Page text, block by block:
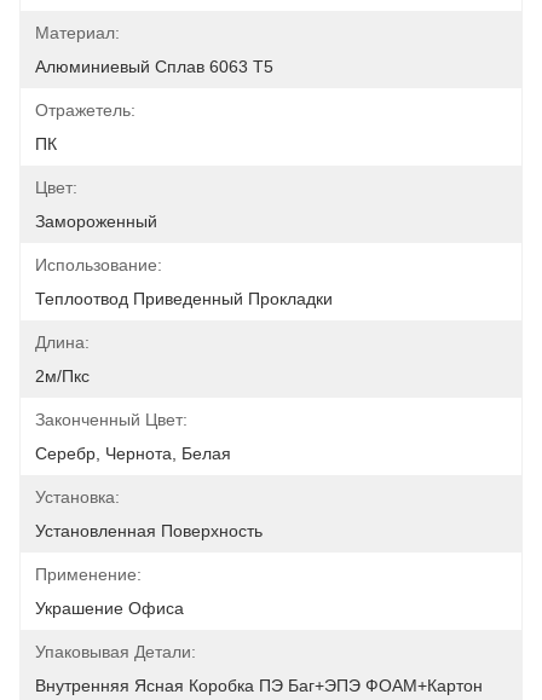
Материал:
Алюминиевый Сплав 6063 Т5
Отражетель:
ПК
Цвет:
Замороженный
Использование:
Теплоотвод Приведенный Прокладки
Длина:
2м/пкс
Законченный Цвет:
Серебр, Чернота, Белая
Установка:
Установленная Поверхность
Применение:
Украшение Офиса
Упаковывая Детали:
Внутренняя Ясная Коробка ПЭ Баг+ЭПЭ ФОАМ+Картон